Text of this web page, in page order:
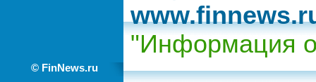
© FinNews.ru
"Информация